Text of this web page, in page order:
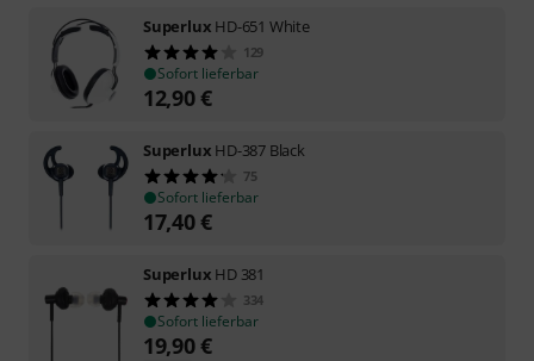
Superlux HD-651 White
129
Sofort lieferbar
12,90€
Superlux HD-387 Black
75
Sofort lieferbar
17,40€
Superlux HD 381
334
Sofort lieferbar
19,90€